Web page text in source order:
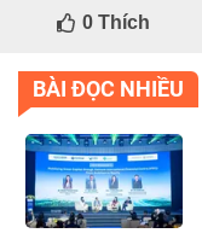
0Thích
BÀI ĐỌC NHIỀU